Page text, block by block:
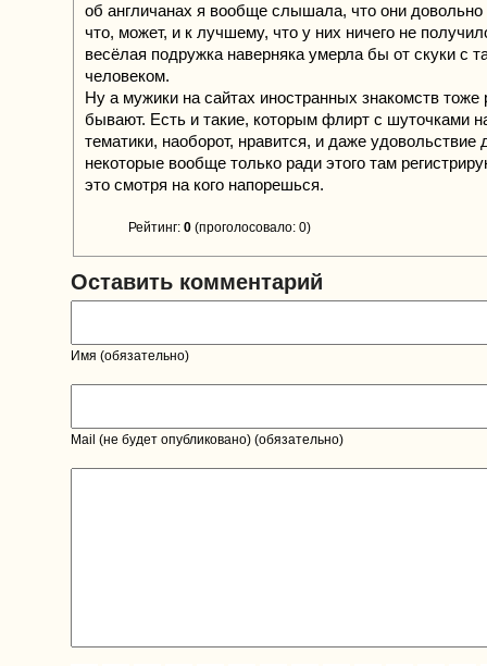
об англичанах я вообще слышала, что они довольно
что, может, и к лучшему, что у них ничего не
весёлая подружка наверняка умерла бы от скуки с
человеком.
Ну а мужики на сайтах иностранных знакомств тоже
бывают. Есть и такие, которым флирт с шуточками
тематики, наоборот, нравится, и даже удовольствие
некоторые вообще только ради этого там
это смотря на кого напорешься.
Рейтинг: 0 (проголосовало: 0)
Оставить комментарий
Имя (обязательно)
Mail (не будет опубликовано) (обязательно)